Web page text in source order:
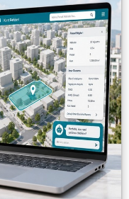
bulunan bir
müdahale